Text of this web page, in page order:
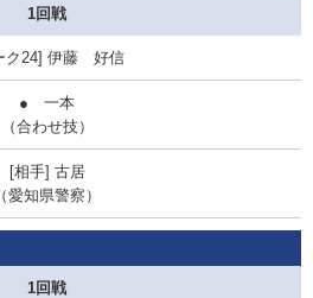
1回戦
伊藤 好信
● 一本
（合わせ技）
古居
（愛知県警察）
1回戦